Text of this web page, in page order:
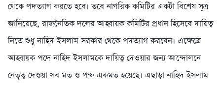
থেকে পদত্যাগ করতে হবে। তবে নাগরিক কমিটির একটা বিশেষ সূত্র
জানিয়েছে, রাজনৈতিক দলের আহ্বায়ক কমিটির প্রধান হিসেবে দায়িত্ব
নিতে শুধু নাহিদ ইসলাম সরকার থেকে পদত্যাগ করবেন। এক্ষেত্রে
আহ্বায়ক পদে নাহিদ ইসলামকে দায়িত্ব দেওয়ার জন্য আন্দোলনে
নেতৃত্ব দেওয়া সব মত ও পক্ষ একমত হয়েছে। এছাড়া নাহিদ ইসলাম